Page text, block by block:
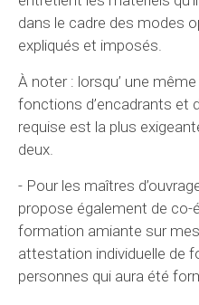
dans le cadre des modes
expliqués et imposés.
À noter : lorsqu’ une
fonctions d’encadrants et
requise est la plus
deux.
- Pour les maîtres
propose également de co-
formation amiante sur
attestation individuelle de
personnes qui aura été